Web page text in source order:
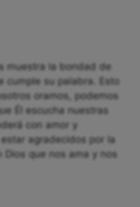
muestra la bondad de
cumple su palabra. Esto
oramos, podemos
Él escucha nuestras
con amor y
agradecidos por la
que nos ama y nos